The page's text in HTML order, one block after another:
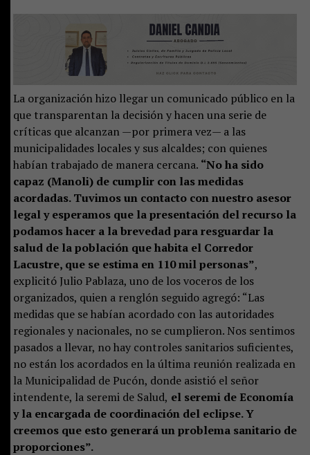
La organización hizo llegar un comunicado público en la
que transparentan la decisión y hacen una serie de
críticas que alcanzan —por primera vez— a las
municipalidades locales y sus alcaldes; con quienes
habían trabajado de manera cercana. “No ha sido
capaz (Manoli) de cumplir con las medidas
acordadas. Tuvimos un contacto con nuestro asesor
legal y esperamos que la presentación del recurso la
podamos hacer a la brevedad para resguardar la
salud de la población que habita el Corredor
Lacustre, que se estima en 110 mil personas”,
explicitó Julio Pablaza, uno de los voceros de los
organizados, quien a renglón seguido agregó: “Las
medidas que se habían acordado con las autoridades
regionales y nacionales, no se cumplieron. Nos sentimos
pasados a llevar, no hay controles sanitarios suficientes,
no están los acordados en la última reunión realizada en
la Municipalidad de Pucón, donde asistió el señor
intendente, la seremi de Salud, el seremi de Economía
y la encargada de coordinación del eclipse. Y
creemos que esto generará un problema sanitario de
proporciones”.